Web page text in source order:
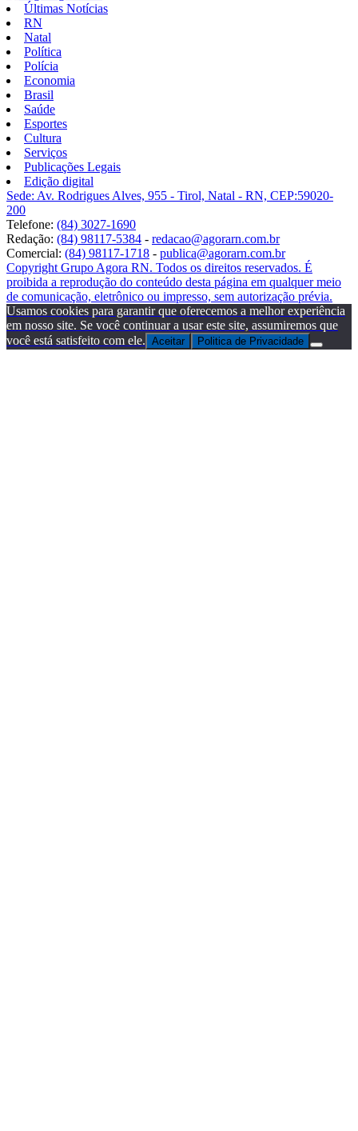
Últimas Notícias
RN
Natal
Política
Polícia
Economia
Brasil
Saúde
Esportes
Cultura
Serviços
Publicações Legais
Edição digital
Sede: Av. Rodrigues Alves, 955 - Tirol, Natal - RN, CEP:59020-
200
Telefone: (84) 3027-1690
Redação: (84) 98117-5384 - redacao@agorarn.com.br
Comercial: (84) 98117-1718 - publica@agorarn.com.br
Copyright Grupo Agora RN. Todos os direitos reservados. É
proibida a reprodução do conteúdo desta página em qualquer meio
de comunicação, eletrônico ou impresso, sem autorização prévia.
Usamos cookies para garantir que oferecemos a melhor experiência
em nosso site. Se você continuar a usar este site, assumiremos que
você está satisfeito com ele. Aceitar Politica de Privacidade